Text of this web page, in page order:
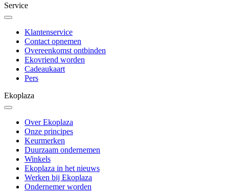
Service
Klantenservice
Contact opnemen
Overeenkomst ontbinden
Ekovriend worden
Cadeaukaart
Pers
Ekoplaza
Over Ekoplaza
Onze principes
Keurmerken
Duurzaam ondernemen
Winkels
Ekoplaza in het nieuws
Werken bij Ekoplaza
Ondernemer worden